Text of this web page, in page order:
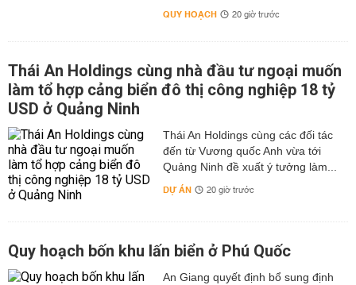
QUY HOẠCH 20 giờ trước
Thái An Holdings cùng nhà đầu tư ngoại muốn
làm tổ hợp cảng biển đô thị công nghiệp 18 tỷ
USD ở Quảng Ninh
Thái An Holdings cùng các đối tác
đến từ Vương quốc Anh vừa tới
Quảng Ninh đề xuất ý tưởng làm...
DỰ ÁN 20 giờ trước
Quy hoạch bốn khu lấn biển ở Phú Quốc
An Giang quyết định bổ sung định